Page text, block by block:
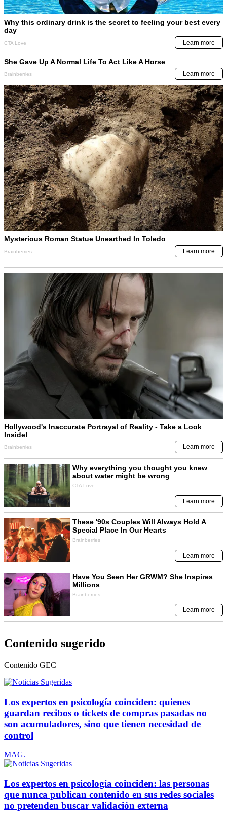
Contenido sugerido
Contenido GEC
Los expertos en psicología coinciden: quienes
guardan recibos o tickets de compras pasadas no
son acumuladores, sino que tienen necesidad de
control
MAG.
Los expertos en psicología coinciden: las personas
que nunca publican contenido en sus redes sociales
no pretenden buscar validación externa